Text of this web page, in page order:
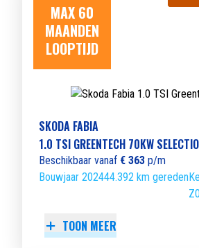
MAX 60
MAANDEN
LOOPTIJD
SKODA FABIA
1.0 TSI GREENTECH 70KW
Beschikbaar vanaf € 363 p/m
Bouwjaar 202444.392 km gereden
TOON MEER